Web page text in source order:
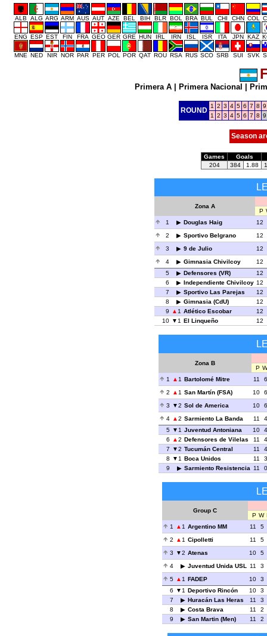
ALB ALG ARG ARM AUS AUT AZE BEL BIH BLR BOL BRA BUL CHI CHN COL
ENG ESP EST FIN FRA GEO GER GRE HUN IRL IRN ISL ISR ITA JPN KAZ
MNE NED NIR NOR PAR PER POL POR QAT ROU RSA RUS SCO SRB SUI SVK
Primera A Primera Nacional
ROUND
1 2 3 4 5 6 7 8 9
1
2 3 4 5 6 7 8 9
Season
Games
Goals
204
384 1.88
Zona A
P
1
Douglas Haig
12
2
Sportivo Belgrano
12
3
9 de Julio
12
4
Gimnasia Chivilcoy
12
5
Defensores (VR)
12
6
Independiente Chivilcoy 12
7
Sportivo Las Parejas
12
8
Gimnasia (CdU)
12
9
1 Atlético Escobar
12
10
1 El Linqueño 12
Zona B
P W
1
1 Bartolomé Mitre 11
6
2
1 San Martín (FSA) 10
6
3
2 Sol de America 10
6
4
2 Sarmiento La Banda 11
4
5
1 Juventud Antoniana 10
4
6
2 Defensores de Vilelas 11
4
7
2 Tucumán Central 11
4
8
1 Boca Unidos 11
3
9
Sarmiento Resistencia 11 0
Group C
P W
1
1 Argentino MM 11 5
2
1 Cipolletti 11 5
3
2 Atenas 10 5
4
Juventud Unida USL 11 3
5
1 FADEP 10 3
6
1 Deportivo Rincón 10 3
7
Huracán Las Heras 11 3
8
Costa Brava 11 2
9
San Martin (Men) 11 2